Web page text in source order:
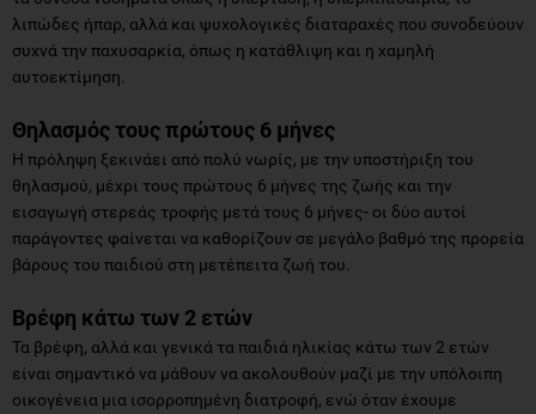
λιπώδες ήπαρ, αλλά και ψυχολογικές διαταραχές που συνοδεύουν
συχνά την παχυσαρκία, όπως η κατάθλιψη και η χαμηλή
αυτοεκτίμηση.
Θηλασμός τους πρώτους 6 μήνες
Η πρόληψη ξεκινάει από πολύ νωρίς, με την υποστήριξη του
θηλασμού, μέχρι τους πρώτους 6 μήνες της ζωής και την
εισαγωγή στερεάς τροφής μετά τους 6 μήνες- οι δύο αυτοί
παράγοντες φαίνεται να καθορίζουν σε μεγάλο βαθμό της προρεία
βάρους του παιδιού στη μετέπειτα ζωή του.
Βρέφη κάτω των 2 ετών
Τα βρέφη, αλλά και γενικά τα παιδιά ηλικίας κάτω των 2 ετών
είναι σημαντικό να μάθουν να ακολουθούν μαζί με την υπόλοιπη
οικογένεια μια ισορροπημένη διατροφή, ενώ όταν έχουμε